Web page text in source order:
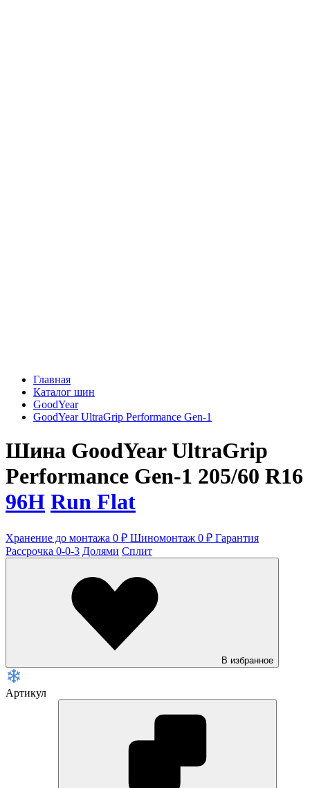
Главная
Каталог шин
GoodYear
GoodYear UltraGrip Performance Gen-1
Шина GoodYear UltraGrip
Performance Gen-1 205/60 R16
96H Run Flat
Хранение до монтажа 0 ₽ Шиномонтаж 0 ₽ Гарантия
Рассрочка 0-0-3 Долями Сплит
В избранное
Артикул